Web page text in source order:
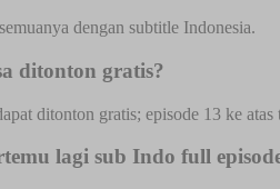
dengan subtitle Indonesia.
ditonton gratis?
ditonton gratis; episode 13 ke
lagi sub Indo full